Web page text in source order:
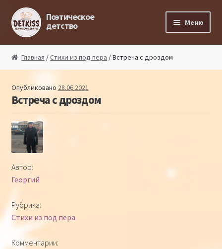
Перейти к навигации
Перейти к содержимому
Поэтическое
детство Меню
Поэтический ликбез
Поэтический блог
Детская философия
Конкурсы
Главная /Стихи из под пера / Встреча с дроздом
Опубликовано 28.06.2021
Встреча с дроздом
Автор:
Георгий
Рубрика:
Стихи из под пера
Комментарии: